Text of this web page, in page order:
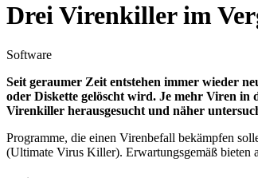
Drei Virenkiller im
Software
Seit geraumer Zeit entstehen immer wieder
oder Diskette gelöscht wird. Je mehr Viren in
Virenkiller herausgesucht und näher
Programme, die einen Virenbefall bekämpfen
(Ultimate Virus Killer). Erwartungsgemäß bieten